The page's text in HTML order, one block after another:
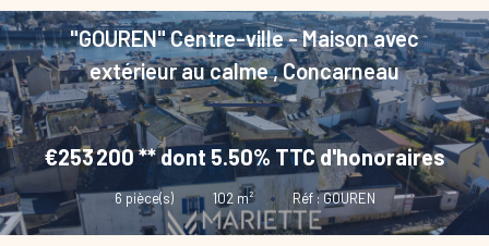
"GOUREN" Centre-ville - Maison avec
extérieur au calme,Concarneau
€253 200**dont 5.50% TTC d'honoraires
6 pièce(s) • 102 m² • Réf : GOUREN